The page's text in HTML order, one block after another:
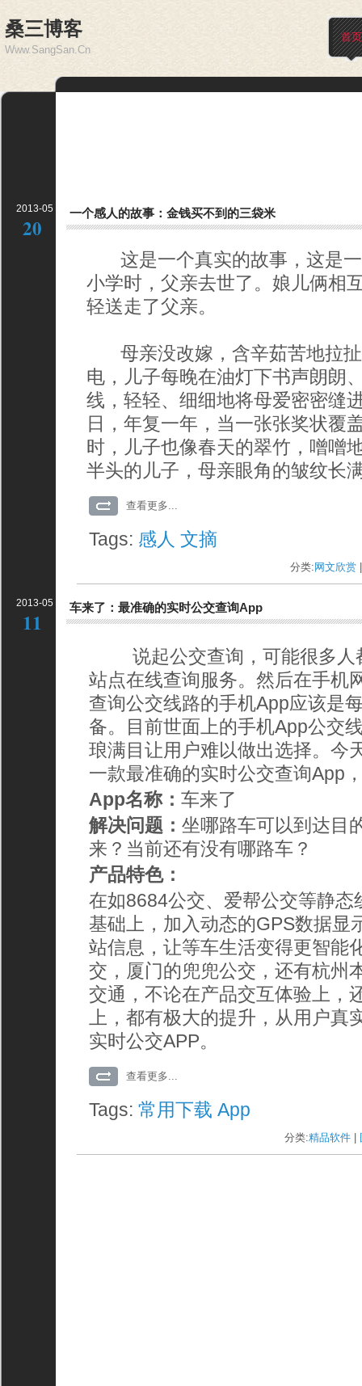
桑三博客
Www.SangSan.Cn
首页
2013-05
20
一个感人的故事：金钱买不到的三袋米
这是一个真实的故事，这是一
小学时，父亲去世了。娘儿俩相
轻送走了父亲。
母亲没改嫁，含辛茹苦地拉扯
电，儿子每晚在油灯下书声朗朗
线，轻轻、细细地将母爱密密缝
日，年复一年，当一张张奖状覆
时，儿子也像春天的翠竹，噌噌
半头的儿子，母亲眼角的皱纹长
查看更多...
Tags: 感人 文摘
分类: 网文欣赏
2013-05
11
车来了：最准确的实时公交查询App
说起公交查询，可能很多人
站点在线查询服务。然后在手机
查询公交线路的手机App应该是
备。目前世面上的手机App公交
琅满目让用户难以做出选择。今
一款最准确的实时公交查询App
App名称：车来了
解决问题：坐哪路车可以到达目
来？当前还有没有哪路车？
产品特色：
在如8684公交、爱帮公交等静
基础上，加入动态的GPS数据显
站信息，让等车生活变得更智能
交，厦门的兜兜公交，还有杭州
交通，不论在产品交互体验上，
上，都有极大的提升，从用户真
实时公交APP。
查看更多...
Tags:常用下载 App
分类:精品软件